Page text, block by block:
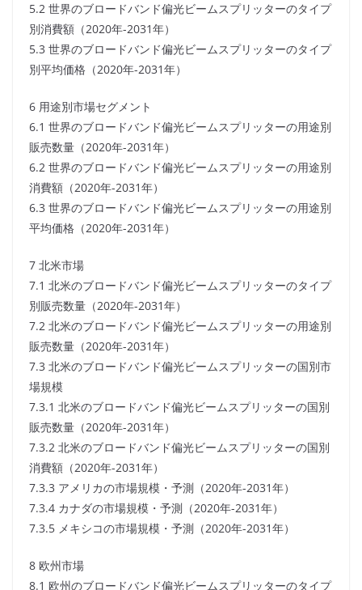
5.2 世界のブロードバンド偏光ビームスプリッターのタイプ
別消費額（2020年-2031年）
5.3 世界のブロードバンド偏光ビームスプリッターのタイプ
別平均価格（2020年-2031年）
6 用途別市場セグメント
6.1 世界のブロードバンド偏光ビームスプリッターの用途別
販売数量（2020年-2031年）
6.2 世界のブロードバンド偏光ビームスプリッターの用途別
消費額（2020年-2031年）
6.3 世界のブロードバンド偏光ビームスプリッターの用途別
平均価格（2020年-2031年）
7 北米市場
7.1 北米のブロードバンド偏光ビームスプリッターのタイプ
別販売数量（2020年-2031年）
7.2 北米のブロードバンド偏光ビームスプリッターの用途別
販売数量（2020年-2031年）
7.3 北米のブロードバンド偏光ビームスプリッターの国別市
場規模
7.3.1 北米のブロードバンド偏光ビームスプリッターの国別
販売数量（2020年-2031年）
7.3.2 北米のブロードバンド偏光ビームスプリッターの国別
消費額（2020年-2031年）
7.3.3 アメリカの市場規模・予測（2020年-2031年）
7.3.4 カナダの市場規模・予測（2020年-2031年）
7.3.5 メキシコの市場規模・予測（2020年-2031年）
8 欧州市場
8.1 欧州のブロードバンド偏光ビームスプリッターのタイプ